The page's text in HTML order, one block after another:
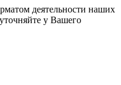
деятельности наших
у Вашего